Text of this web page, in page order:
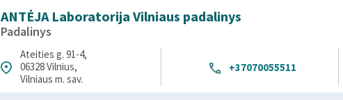
ANTĖJA Laboratorija Vilniaus padalinys
Padalinys
Ateities g. 91-4,
06328 Vilnius,
Vilniaus m. sav.
+37070055511